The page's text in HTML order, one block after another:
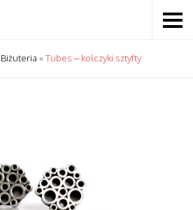
Biżuteria »Tubes – kolczyki sztyfty